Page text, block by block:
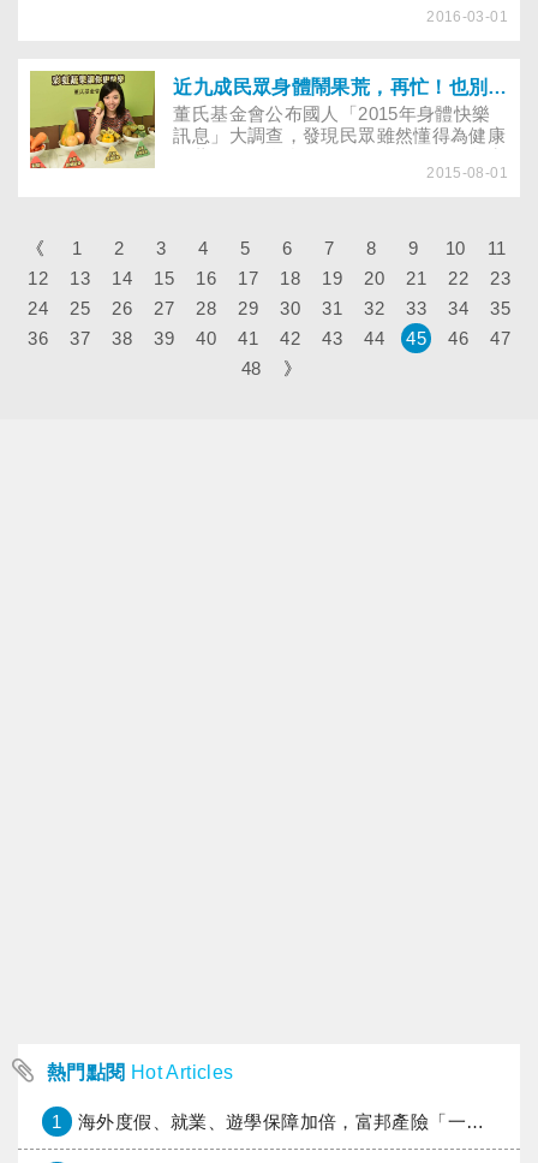
養生之道的人趨之若鶩？市面上仿冒品充
中國極為名貴的中藥材，其價格與曾經風
靡全球的威而鋼相較，可說是有過之而無
不及，由於天然蟲草最適合生長於海拔
4200～4600公尺的青康藏高原，採收不
易，更提高了它的價值。 乍見冬蟲夏
trustmet健康醫網主編的鄭慧文教授表
示，其實它是一種「蟲生真菌」，儘管外
表像毛毛蟲，卻是植物，是植物類的真菌
寄生在昆蟲身上，吸取其養份直至昆蟲死
亡的共同結合體，就像香菇、靈芝等蕈
類，只不過它在冬天時會在昆蟲身上形成
菌核，夏天則會發芽產生棍棒狀的子實
2016-03-01
近九成民眾身體鬧果荒，再忙！也別忘了吃水果
董氏基金會公布國人「2015年身體快樂
訊息」大調查，發現民眾雖然懂得為健康
福利部建議的每天2份水果，甚至有一成
快樂不起來！臺灣民眾身體快樂總平均只
樂。
2015-08-01
《 1 2 3 4 5 6 7 8 9 10
11
12
13 14 15 16 17 18 19 20 21 22
23
24
25 26 27 28 29 30 31 32 33 34
35
36
37 38 39 40 41 42 43 44 45 46
47
48
》
熱門點閱 Hot Articles
1 海外度假、就業、遊學保障加倍，富邦產險「一期逐夢」專案加碼遠距醫療與緊急救援